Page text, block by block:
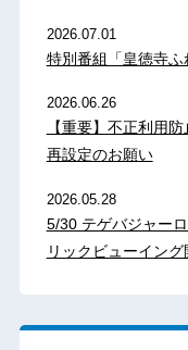
2026.07.01
特別番組「皇徳寺ふ
2026.06.26
【重要】不正利用
再設定のお願い
2026.05.28
5/30 テゲバジャー
リックビューイング